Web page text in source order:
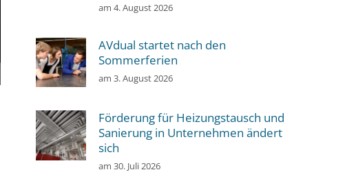
am 4. August 2026
AVdual startet nach den
Sommerferien
am 3. August 2026
Förderung für Heizungstausch und
Sanierung in Unternehmen ändert
sich
am 30. Juli 2026